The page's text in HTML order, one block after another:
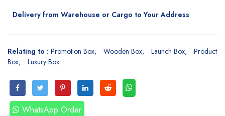
Delivery from Warehouse or Cargo to Your Address
Relating to : Promotion Box Wooden Box Launch Box
Product
Box
Luxury Box
WhatsApp Order